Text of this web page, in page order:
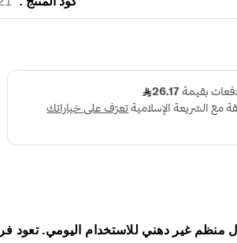
غير دهني للاستخدام اليومي. تعود